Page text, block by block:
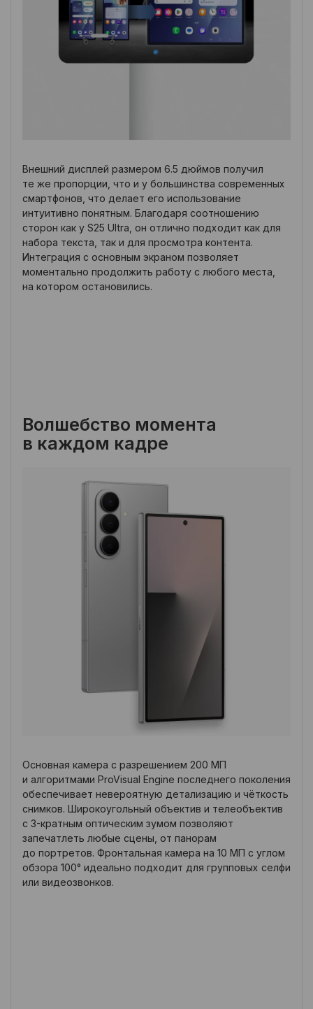
Внешний дисплей размером 6.5 дюймов получил
те же пропорции, что и у большинства современных
смартфонов, что делает его использование
интуитивно понятным. Благодаря соотношению
сторон как у S25 Ultra, он отлично подходит как для
набора текста, так и для просмотра контента.
Интеграция с основным экраном позволяет
моментально продолжить работу с любого места,
на котором остановились.
Волшебство момента
в каждом кадре
Основная камера с разрешением 200 МП
и алгоритмами ProVisual Engine последнего поколения
обеспечивает невероятную детализацию и чёткость
снимков. Широкоугольный объектив и телеобъектив
с 3-кратным оптическим зумом позволяют
запечатлеть любые сцены, от панорам
до портретов. Фронтальная камера на 10 МП с углом
обзора 100° идеально подходит для групповых селфи
или видеозвонков.